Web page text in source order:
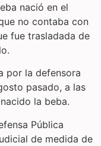
nació en el
no contaba con
fue trasladada de
por la defensora
pasado, a las
la beba.
Pública
de medida de